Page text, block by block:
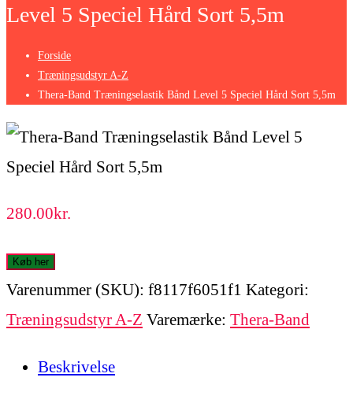
Level 5 Speciel Hård Sort 5,5m
Forside
Træningsudstyr A-Z
Thera-Band Træningselastik Bånd Level 5 Speciel Hård Sort 5,5m
280.00kr.
Køb her
Varenummer (SKU): f8117f6051f1 Kategori:
Træningsudstyr A-Z Varemærke: Thera-Band
Beskrivelse